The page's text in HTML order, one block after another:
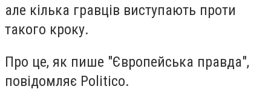
але кілька гравців виступають проти
такого кроку.
Про це, як пише "Європейська правда",
повідомляє Politico.